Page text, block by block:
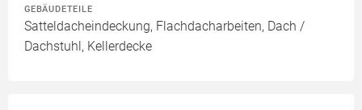
GEBÄUDETEILE
Satteldacheindeckung, Flachdacharbeiten, Dach /
Dachstuhl, Kellerdecke